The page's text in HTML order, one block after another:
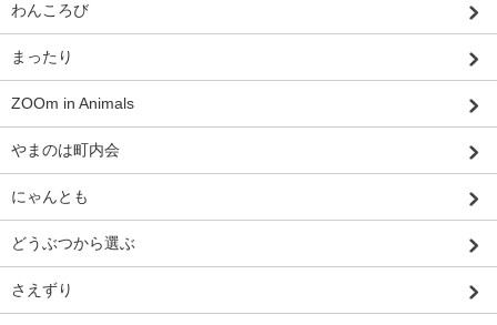
わんころび
まったり
ZOOm in Animals
やまのは町内会
にゃんとも
どうぶつから選ぶ
さえずり